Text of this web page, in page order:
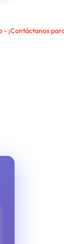
- ¡Contáctanos